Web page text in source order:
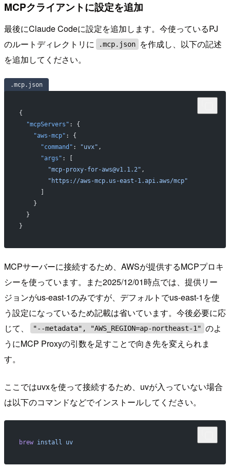
MCPクライアントに設定を追加
最後にClaude Codeに設定を追加します。今使っているPJ
のルートディレクトリに
.mcp.json
を作成し、以下の記述
を追加してください。
.mcp.json
{
  "mcpServers"
: {
    "aws-mcp"
: {
      "command"
: "uvx" ,
      "args"
: [
        "mcp-proxy-for-aws@v1.1.2"
,
        "https://aws-mcp.us-east-1.api.aws/mcp"
      ]
    }
  }
}
MCPサーバーに接続するため、AWSが提供するMCPプロキ
シーを使っています。また2025/12/01時点では、提供リー
ジョンがus-east-1のみですが、デフォルトでus-east-1を使
う設定になっているため記載は省いています。今後必要に応
じて、
"--metadata", "AWS_REGION=ap-northeast-1" のよ
うにMCP Proxyの引数を足すことで向き先を変えられま
す。
ここではuvxを使って接続するため、uvが入っていない場合
は以下のコマンドなどでインストールしてください。
brew install uv